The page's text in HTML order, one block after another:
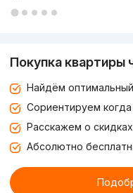
Покупка квартиры
Найдём
Сориентируем
Расскажем о
Абсолютно